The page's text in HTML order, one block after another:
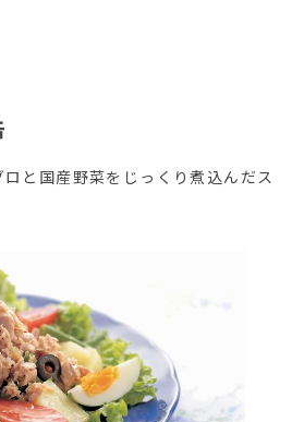
と国産野菜をじっくり煮込んだス